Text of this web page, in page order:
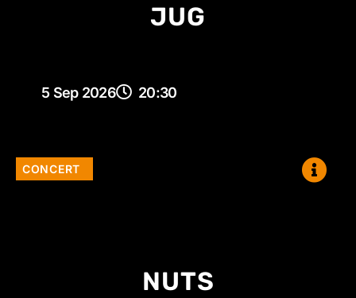
JUG
5 Sep 2026 20:30
CONCERT
NUTS